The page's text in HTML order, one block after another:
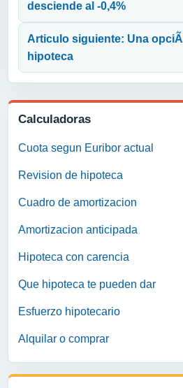
Calculadoras
Cuota segun Euribor actual
Revision de hipoteca
Cuadro de amortizacion
Amortizacion anticipada
Hipoteca con carencia
Que hipoteca te pueden dar
Esfuerzo hipotecario
Alquilar o comprar
desciende al -0,4%
Articulo siguiente: Una
hipoteca